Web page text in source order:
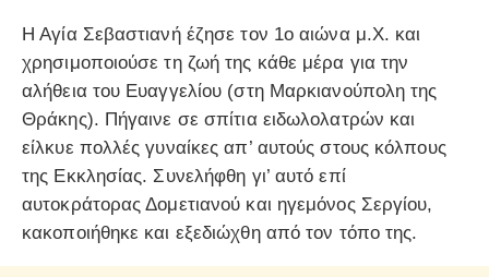
Η Αγία Σεβαστιανή έζησε τον 1ο αιώνα μ.Χ. και
χρησιμοποιούσε τη ζωή της κάθε μέρα για την
αλήθεια του Ευαγγελίου (στη Μαρκιανούπολη της
Θράκης). Πήγαινε σε σπίτια ειδωλολατρών και
είλκυε πολλές γυναίκες απ’ αυτούς στους κόλπους
της Εκκλησίας. Συνελήφθη γι’ αυτό επί
αυτοκράτορας Δομετιανού και ηγεμόνος Σεργίου,
κακοποιήθηκε και εξεδιώχθη από τον τόπο της.